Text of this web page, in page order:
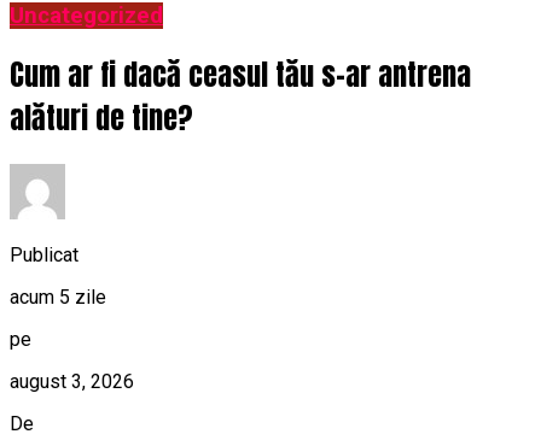
Uncategorized
Cum ar fi dacă ceasul tău s-ar antrena
alături de tine?
Publicat
acum 5 zile
pe
august 3, 2026
De